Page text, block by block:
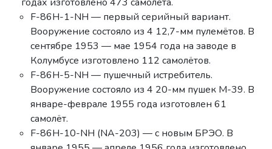
F-86H-1-NH — первый серийный вариант.
Вооружение состояло из 4 12,7-мм пулемётов. В
сентябре 1953 — мае 1954 года на заводе в
Колумбусе изготовлено 112 самолётов.
F-86H-5-NH — пушечный истребитель.
Вооружение состояло из 4 20-мм пушек M-39. В
январе-феврале 1955 года изготовлен 61
самолёт.
F-86H-10-NH (NA-203) — с новым БРЭО. В